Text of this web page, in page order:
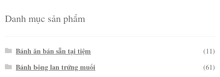
Danh mục sản phẩm
Bánh ăn bán sẵn tại tiệm (11)
Bánh bông lan trứng muối (61)